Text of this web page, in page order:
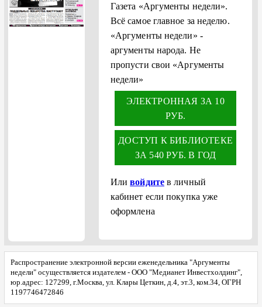
Газета «Аргументы недели».
Всё самое главное за неделю.
«Аргументы недели» -
аргументы народа. Не
пропусти свои «Аргументы
недели»
ЭЛЕКТРОННАЯ ЗА 10
РУБ.
ДОСТУП К БИБЛИОТЕКЕ
ЗА 540 РУБ. В ГОД
Иливойдитев личный
кабинет если покупка уже
оформлена
Распространение электронной версии еженедельника "Аргументы
недели" осуществляется издателем - ООО "Медианет Инвестхолдинг",
юр.адрес: 127299, г.Москва, ул. Клары Цеткин, д.4, эт.3, ком.34, ОГРН
1197746472846